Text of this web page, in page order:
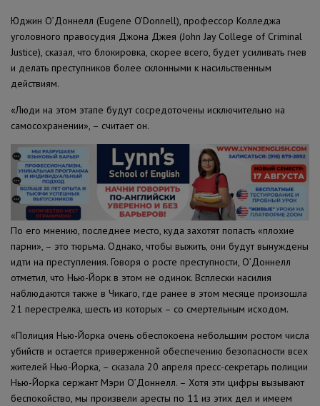
Юджин О’Доннелл (Eugene O’Donnell), профессор Колледжа
уголовного правосудия Джона Джея (John Jay College of Criminal
Justice), сказал, что блокировка, скорее всего, будет усиливать гнев
и делать преступников более склонными к насильственным
действиям.
«Люди на этом этапе будут сосредоточены исключительно на
самосохранении», – считает он.
По его мнению, последнее место, куда захотят попасть «плохие
парни», – это тюрьма. Однако, чтобы выжить, они будут вынуждены
идти на преступления. Говоря о росте преступности, О’Доннелл
отметил, что Нью-Йорк в этом не одинок. Всплески насилия
наблюдаются также в Чикаго, где ранее в этом месяце произошла
21 перестрелка, шесть из которых – со смертельным исходом.
«Полиция Нью-Йорка очень обеспокоена небольшим ростом числа
убийств и остается приверженной обеспечению безопасности всех
жителей Нью-Йорка, – сказала 20 апреля пресс-секретарь полиции
Нью-Йорка сержант Мэри О’Доннелл. – Хотя эти цифры вызывают
беспокойство, мы произвели аресты по 11 из этих дел и имеем